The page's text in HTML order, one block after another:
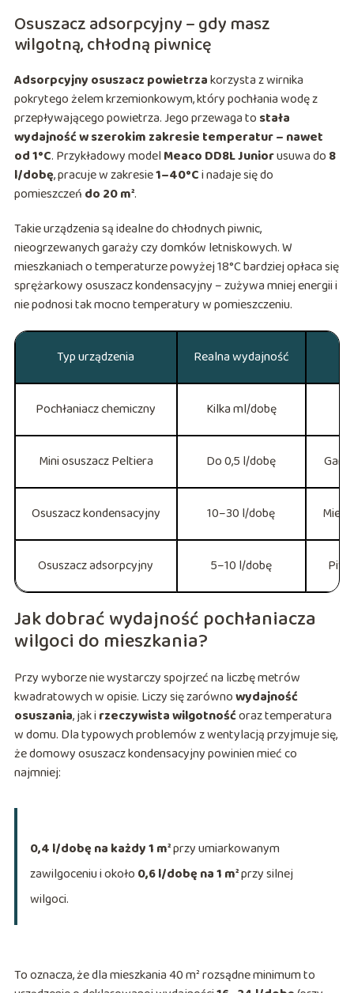
Osuszacz adsorpcyjny – gdy masz
wilgotną, chłodną piwnicę
Adsorpcyjny osuszacz powietrzakorzysta z wirnika
pokrytego żelem krzemionkowym, który pochłania wodę z
przepływającego powietrza. Jego przewaga to stała
wydajność w szerokim zakresie temperatur – nawet
od 1°C. Przykładowy model Meaco DD8L Juniorusuwa do 8
l/dobę, pracuje w zakresie1–40°Ci nadaje się do
pomieszczeń do 20 m².
Takie urządzenia są idealne do chłodnych piwnic,
nieogrzewanych garaży czy domków letniskowych. W
mieszkaniach o temperaturze powyżej 18°C bardziej opłaca się
sprężarkowy osuszacz kondensacyjny – zużywa mniej energii i
nie podnosi tak mocno temperatury w pomieszczeniu.
Typ urządzenia Realna wydajność
Pochłaniacz chemiczny Kilka ml/dobę
Mini osuszacz Peltiera Do 0,5 l/dobę
Osuszacz kondensacyjny 10–30 l/dobę
Osuszacz adsorpcyjny 5–10 l/dobę
Jak dobrać wydajność pochłaniacza
wilgoci do mieszkania?
Przy wyborze nie wystarczy spojrzeć na liczbę metrów
kwadratowych w opisie. Liczy się zarównowydajność
osuszania, jak i rzeczywista wilgotnośćoraz temperatura
w domu. Dla typowych problemów z wentylacją przyjmuje się,
że domowy osuszacz kondensacyjny powinien mieć co
najmniej:
0,4 l/dobę na każdy 1 m²przy umiarkowanym
zawilgoceniu i około 0,6 l/dobę na 1 m²przy silnej
wilgoci.
To oznacza, że dla mieszkania 40 m² rozsądne minimum to